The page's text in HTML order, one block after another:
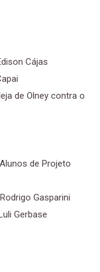
Cájas
de Olney contra o
de Projeto
Gasparini
Gerbase